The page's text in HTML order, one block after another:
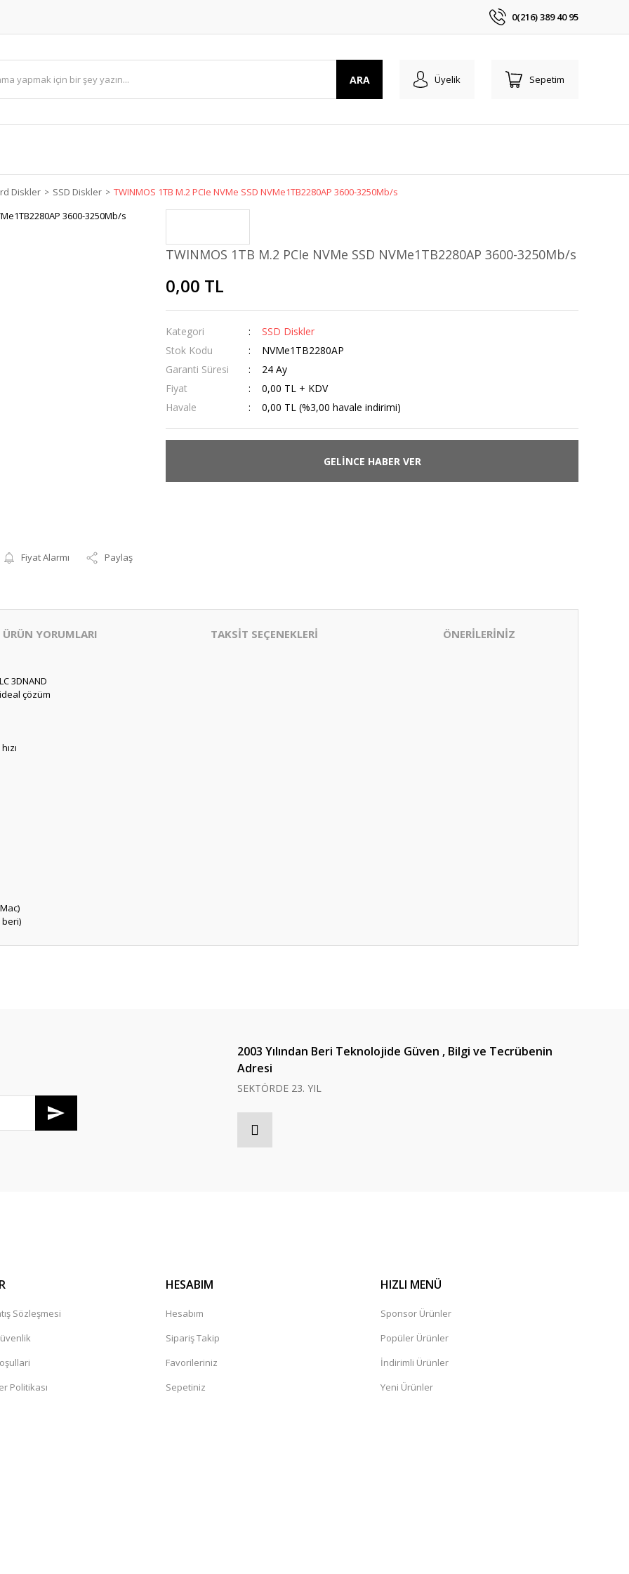
0(216) 389 40 95
ARA Üyelik Sepetim
Diskler SSD Diskler TWINMOS 1TB M.2 PCIe NVMe SSD NVMe1TB2280AP 3600-3250Mb/s
Fiyat Alarmı Paylaş
TWINMOS 1TB M.2 PCIe NVMe SSD NVMe1TB2280AP 3600-3250Mb/s
0,00 TL
Kategori
SSD Diskler
Stok Kodu
NVMe1TB2280AP
Garanti Süresi
24 Ay
Fiyat
0,00 TL + KDV
Havale
0,00 TL (%3,00 havale indirimi)
GELİNCE HABER VER
ÜRÜN YORUMLARI TAKSİT SEÇENEKLERİ ÖNERİLERİNİZ
3DNAND
çözüm
beri)
2003 Yılından Beri Teknolojide Güven , Bilgi ve Tecrübenin
Adresi
SEKTÖRDE 23. YIL
Sözleşmesi
Politikası
HESABIM
Hesabım
Sipariş Takip
Favorileriniz
Sepetiniz
HIZLI MENÜ
Sponsor Ürünler
Popüler Ürünler
İndirimli Ürünler
Yeni Ürünler